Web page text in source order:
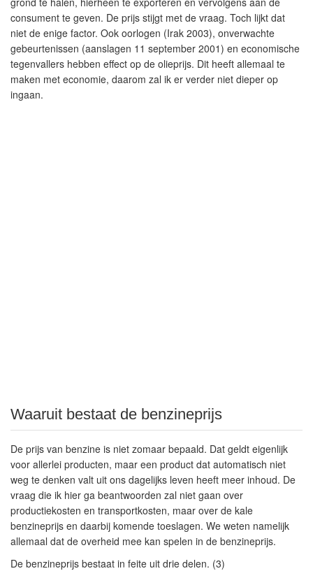
consument te geven. De prijs stijgt met de vraag. Toch lijkt dat
niet de enige factor. Ook oorlogen (Irak 2003), onverwachte
gebeurtenissen (aanslagen 11 september 2001) en economische
tegenvallers hebben effect op de olieprijs. Dit heeft allemaal te
maken met economie, daarom zal ik er verder niet dieper op
ingaan.
Waaruit bestaat de benzineprijs
De prijs van benzine is niet zomaar bepaald. Dat geldt eigenlijk
voor allerlei producten, maar een product dat automatisch niet
weg te denken valt uit ons dagelijks leven heeft meer inhoud. De
vraag die ik hier ga beantwoorden zal niet gaan over
productiekosten en transportkosten, maar over de kale
benzineprijs en daarbij komende toeslagen. We weten namelijk
allemaal dat de overheid mee kan spelen in de benzineprijs.
De benzineprijs bestaat in feite uit drie delen. (3)